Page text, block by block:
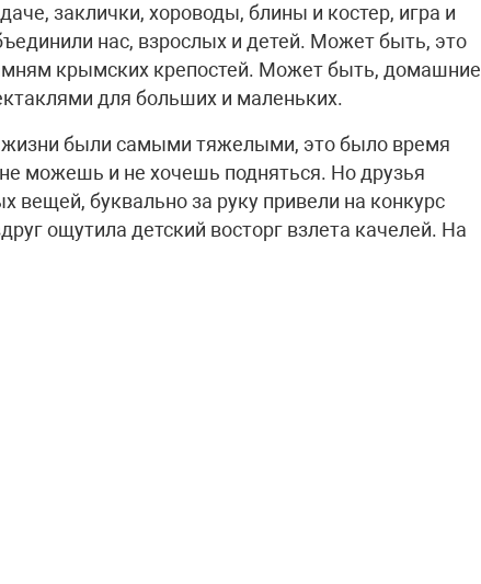
заклички, хороводы, блины и костер, игра и
нас, взрослых и детей. Может быть, это
крымских крепостей. Может быть, домашние
для больших и маленьких.
жизни были самыми тяжелыми, это было время
можешь и не хочешь подняться. Но друзья
вещей, буквально за руку привели на конкурс
ощутила детский восторг взлета качелей. На